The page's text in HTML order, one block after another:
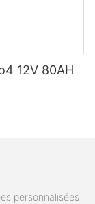
12V 80AH
personnalisées